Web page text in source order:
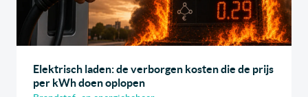
Elektrisch laden: de verborgen kosten die de prijs
per kWh doen oplopen